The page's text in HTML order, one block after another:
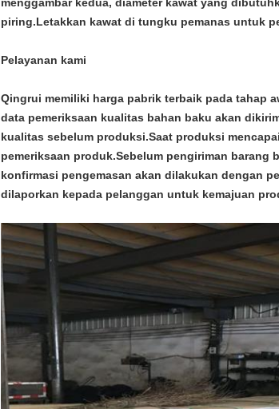
piring.Letakkan kawat di tungku pemanas untuk
Pelayanan kami
Qingrui memiliki harga pabrik terbaik pada tahap
data pemeriksaan kualitas bahan baku akan
kualitas sebelum produksi.Saat produksi
pemeriksaan produk.Sebelum pengiriman barang
konfirmasi pengemasan akan dilakukan dengan
dilaporkan kepada pelanggan untuk kemajuan